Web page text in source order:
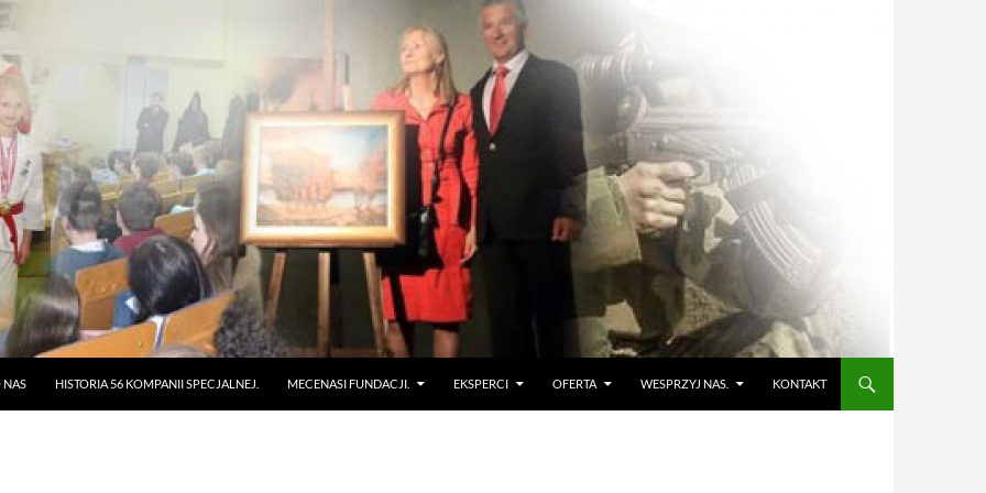
NAS HISTORIA 56 KOMPANII SPECJALNEJ. MECENASI FUNDACJI. EKSPERCI OFERTA WESPRZYJ NAS. KONTAKT